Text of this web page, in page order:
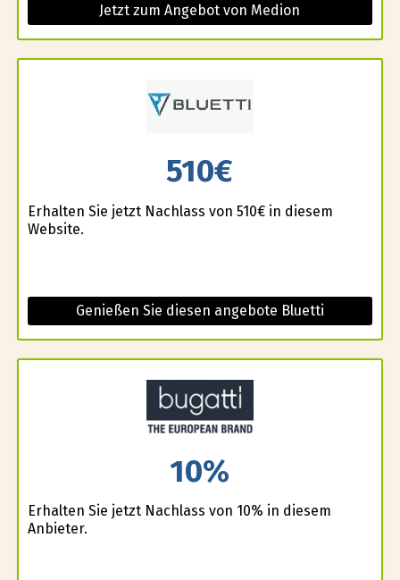
Jetzt zum Angebot von Medion
510€
Erhalten Sie jetzt Nachlass von 510€ in diesem
Website.
Genießen Sie diesen angebote Bluetti
10%
Erhalten Sie jetzt Nachlass von 10% in diesem
Anbieter.